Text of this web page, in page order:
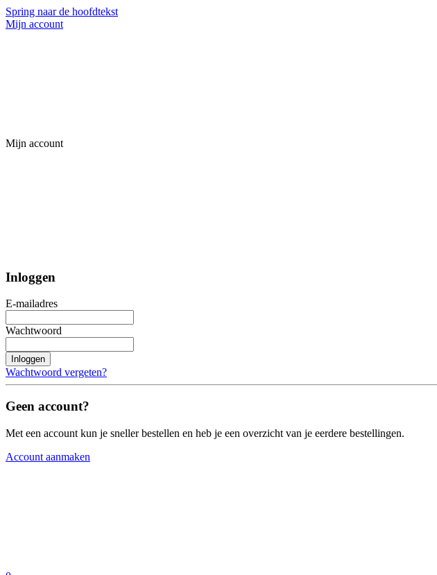
Spring naar de hoofdtekst
Mijn account
Mijn account
Inloggen
E-mailadres
Wachtwoord
Inloggen
Wachtwoord vergeten?
Geen account?
Met een account kun je sneller bestellen en heb je een overzicht van je eerdere bestellingen.
Account aanmaken